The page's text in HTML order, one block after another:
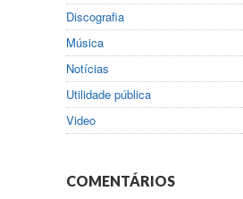
Discografia
Música
Notícias
Utilidade pública
Video
COMENTÁRIOS